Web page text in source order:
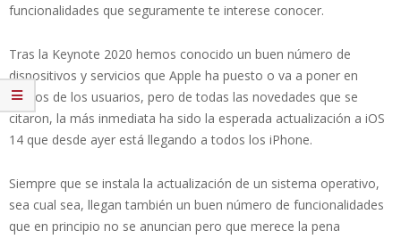
funcionalidades que seguramente te interese conocer.
Tras la Keynote 2020 hemos conocido un buen número de
dispositivos y servicios que Apple ha puesto o va a poner en
manos de los usuarios, pero de todas las novedades que se
citaron, la más inmediata ha sido la esperada actualización a iOS
14 que desde ayer está llegando a todos los iPhone.
Siempre que se instala la actualización de un sistema operativo,
sea cual sea, llegan también un buen número de funcionalidades
que en principio no se anuncian pero que merece la pena